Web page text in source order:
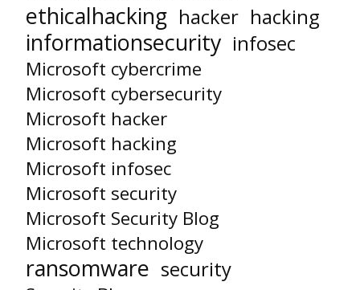
ethicalhacking hacker hacking
informationsecurity infosec
Microsoft cybercrime
Microsoft cybersecurity
Microsoft hacker
Microsoft hacking
Microsoft infosec
Microsoft security
Microsoft Security Blog
Microsoft technology
ransomware security